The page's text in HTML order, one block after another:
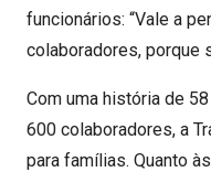
funcionários: “Vale a
colaboradores, porque
Com uma história de
600 colaboradores, a
para famílias. Quanto